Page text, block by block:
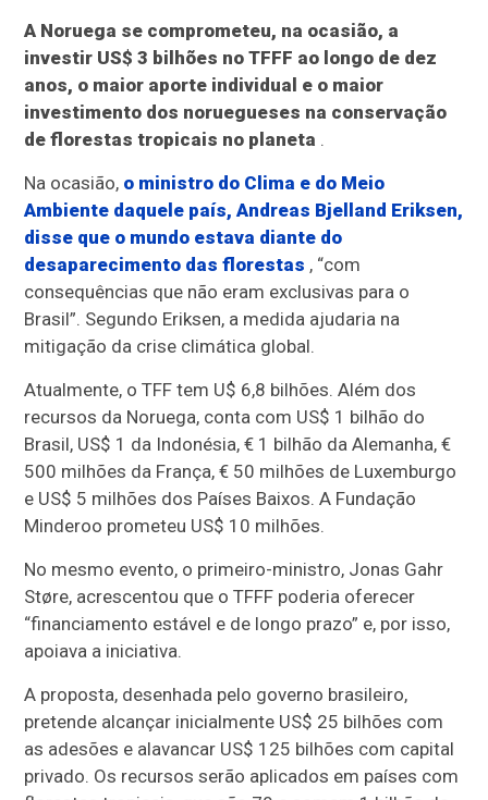
A Noruega se comprometeu, na ocasião, a
investir US$ 3 bilhões no TFFF ao longo de dez
anos, o maior aporte individual e o maior
investimento dos noruegueses na conservação
de florestas tropicais no planeta .
Na ocasião, o ministro do Clima e do Meio
Ambiente daquele país, Andreas Bjelland Eriksen,
disse que o mundo estava diante do
desaparecimento das florestas , “com
consequências que não eram exclusivas para o
Brasil”. Segundo Eriksen, a medida ajudaria na
mitigação da crise climática global.
Atualmente, o TFF tem U$ 6,8 bilhões. Além dos
recursos da Noruega, conta com US$ 1 bilhão do
Brasil, US$ 1 da Indonésia, € 1 bilhão da Alemanha, €
500 milhões da França, € 50 milhões de Luxemburgo
e US$ 5 milhões dos Países Baixos. A Fundação
Minderoo prometeu US$ 10 milhões.
No mesmo evento, o primeiro-ministro, Jonas Gahr
Støre, acrescentou que o TFFF poderia oferecer
“financiamento estável e de longo prazo” e, por isso,
apoiava a iniciativa.
A proposta, desenhada pelo governo brasileiro,
pretende alcançar inicialmente US$ 25 bilhões com
as adesões e alavancar US$ 125 bilhões com capital
privado. Os recursos serão aplicados em países com